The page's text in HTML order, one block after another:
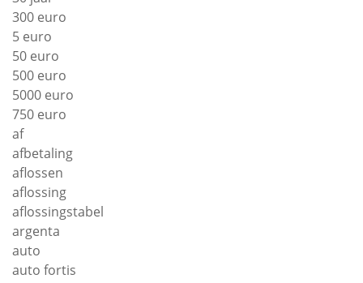
300 euro
5 euro
50 euro
500 euro
5000 euro
750 euro
af
afbetaling
aflossen
aflossing
aflossingstabel
argenta
auto
auto fortis